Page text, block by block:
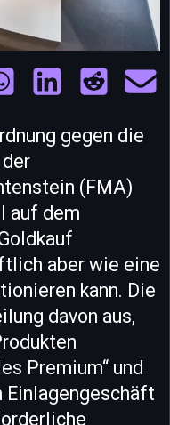
gegen die
(FMA)
auf dem
aber wie eine
kann. Die
davon aus,
Premium“ und
Einlagengeschäft